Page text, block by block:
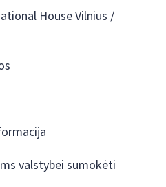
House Vilnius /
valstybei sumokėti